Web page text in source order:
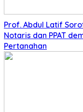
Prof. Abdul Latif
Notaris dan PPAT
Pertanahan